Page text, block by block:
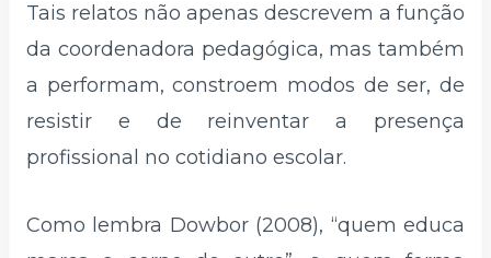
Tais relatos não apenas descrevem a função
da coordenadora pedagógica, mas também
a performam, constroem modos de ser, de
resistir e de reinventar a presença
profissional no cotidiano escolar.
Como lembra Dowbor (2008), “quem educa